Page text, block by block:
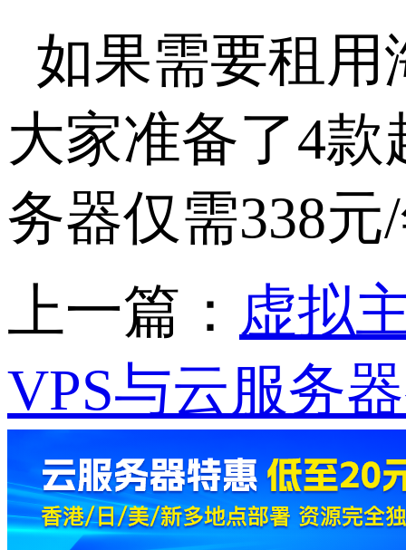
如果需要租用
大家准备了4款
务器仅需338
上一篇： 虚拟
VPS与云服务